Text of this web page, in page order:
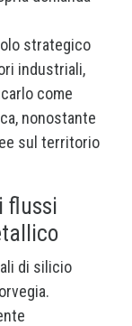
strategico
industriali,
come
nonostante
sul territorio
flussi
di silicio